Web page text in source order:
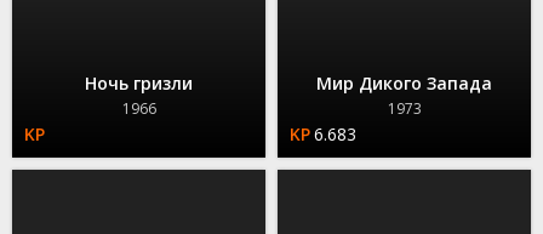
Ночь гризли
1966
Мир Дикого Запада
1973
6.683